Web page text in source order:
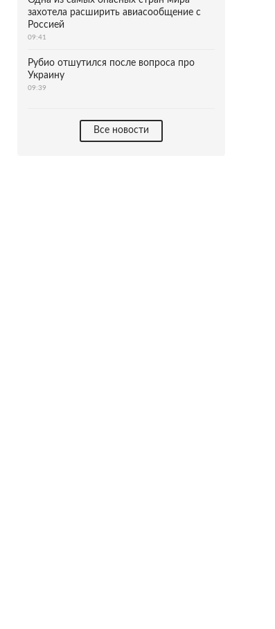
захотела расширить авиасообщение с
Россией
09:41
Рубио отшутился после вопроса про
Украину
09:39
Все новости